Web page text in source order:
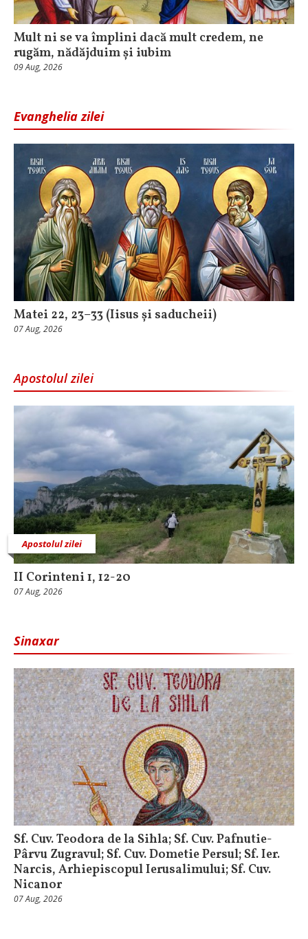
Mult ni se va împlini dacă mult credem, ne
rugăm, nădăjduim și iubim
09 Aug, 2026
Evanghelia zilei
Matei 22, 23–33 (Iisus și saducheii)
07 Aug, 2026
Apostolul zilei
Apostolul zilei
II Corinteni 1, 12-20
07 Aug, 2026
Sinaxar
Sf. Cuv. Teodora de la Sihla; Sf. Cuv. Pafnutie-
Pârvu Zugravul; Sf. Cuv. Dometie Persul; Sf. Ier.
Narcis, Arhiepiscopul Ierusalimului; Sf. Cuv.
Nicanor
07 Aug, 2026